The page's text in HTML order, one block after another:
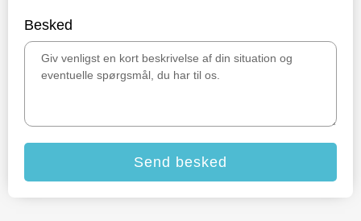
Besked
Send besked